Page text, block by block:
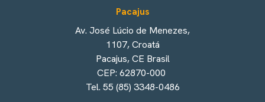
Pacajus
Av. José Lúcio de Menezes,
1107, Croatá
Pacajus, CE Brasil
CEP: 62870-000
Tel. 55 (85) 3348-0486